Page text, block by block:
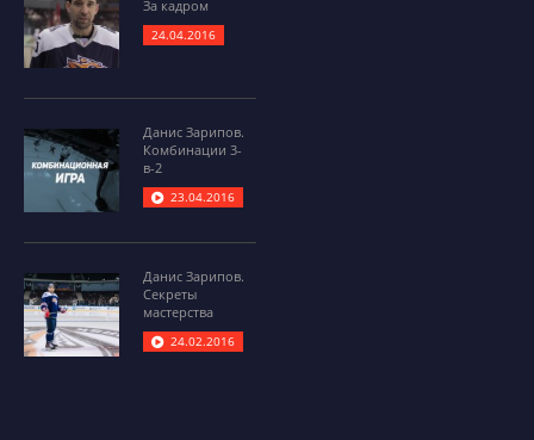
За кадром
24.04.2016
Данис Зарипов.
Комбинации 3-
в-2
23.04.2016
Данис Зарипов.
Секреты
мастерства
24.02.2016